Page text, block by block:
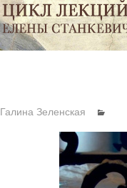
Галина Зеленская